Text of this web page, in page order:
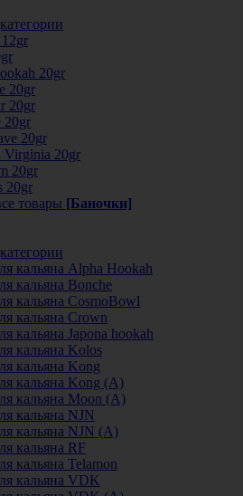
20gr
20gr
20gr
20gr
20gr
Virginia 20gr
20gr
20gr
товары [Баночки]
кальяна Alpha Hookah
кальяна Bonche
кальяна CosmoBowl
кальяна Crown
кальяна Japona hookah
кальяна Kolos
кальяна Kong
кальяна Kong (A)
кальяна Moon (А)
кальяна NJN
кальяна NJN (А)
кальяна RF
кальяна Telamon
кальяна VDK